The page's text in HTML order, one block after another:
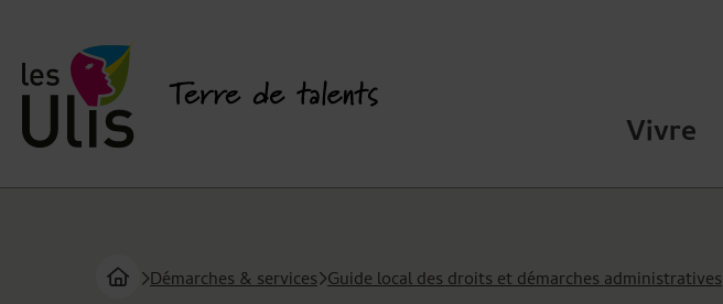
Vivre
Vous êtes ici :
Page d'accueil du site
Démarches & services Guide local des droits et démarches administratives